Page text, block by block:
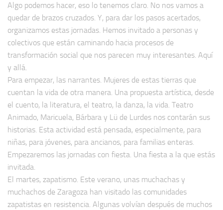
Algo podemos hacer, eso lo tenemos claro. No nos vamos a
quedar de brazos cruzados. Y, para dar los pasos acertados,
organizamos estas jornadas. Hemos invitado a personas y
colectivos que están caminando hacia procesos de
transformación social que nos parecen muy interesantes. Aquí
y allá.
Para empezar, las narrantes. Mujeres de estas tierras que
cuentan la vida de otra manera. Una propuesta artística, desde
el cuento, la literatura, el teatro, la danza, la vida. Teatro
Animado, Maricuela, Bárbara y Lü de Lurdes nos contarán sus
historias. Esta actividad está pensada, especialmente, para
niñas, para jóvenes, para ancianos, para familias enteras.
Empezaremos las jornadas con fiesta. Una fiesta a la que estás
invitada.
El martes, zapatismo. Este verano, unas muchachas y
muchachos de Zaragoza han visitado las comunidades
zapatistas en resistencia. Algunas volvían después de muchos